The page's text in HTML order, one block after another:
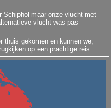
Schiphol maar onze vlucht met
vlucht was pas
thuis gekomen en kunnen we,
op een prachtige reis.